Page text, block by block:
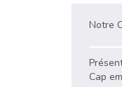
Notre
Cap